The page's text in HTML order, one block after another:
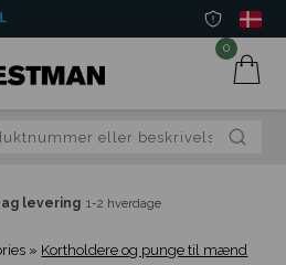
0
levering 1-2 hverdage
» Kortholdere og punge til mænd